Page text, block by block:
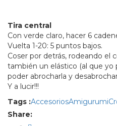
Tira central
Con verde claro, hacer 6
Vuelta 1-20: 5 puntos bajos.
Coser por detrás, rodeando el
también un elástico (al que yo
poder abrocharla y
Y a lucir!!!
Tags :AccesoriosAmigurumi
Share: